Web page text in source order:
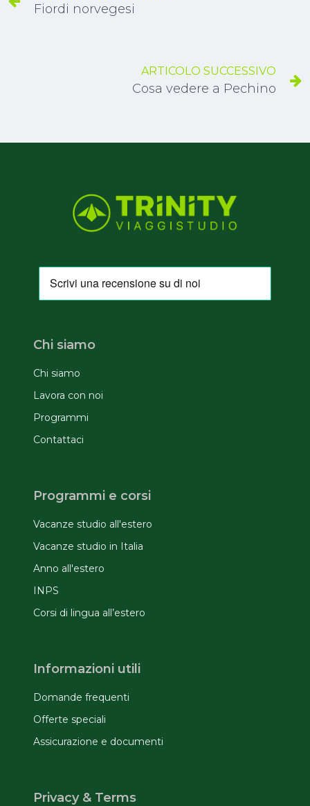
Fiordi norvegesi
ARTICOLO SUCCESSIVO
Cosa vedere a Pechino
Chi siamo
Chi siamo
Lavora con noi
Programmi
Contattaci
Programmi e corsi
Vacanze studio all'estero
Vacanze studio in Italia
Anno all'estero
INPS
Corsi di lingua all’estero
Informazioni utili
Domande frequenti
Offerte speciali
Assicurazione e documenti
Privacy & Terms